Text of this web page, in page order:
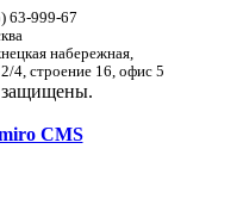
63-999-67
набережная,
4, строение 16, офис 5
CMS